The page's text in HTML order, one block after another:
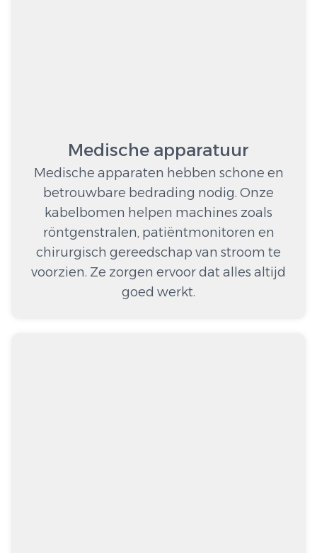
Medische apparatuur
Medische apparaten hebben schone en
betrouwbare bedrading nodig. Onze
kabelbomen helpen machines zoals
röntgenstralen, patiëntmonitoren en
chirurgisch gereedschap van stroom te
voorzien. Ze zorgen ervoor dat alles altijd
goed werkt.